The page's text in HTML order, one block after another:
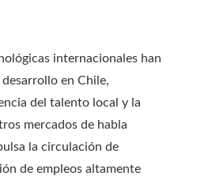
internacionales han
en Chile,
del talento local y la
mercados de habla
la circulación de
de empleos altamente